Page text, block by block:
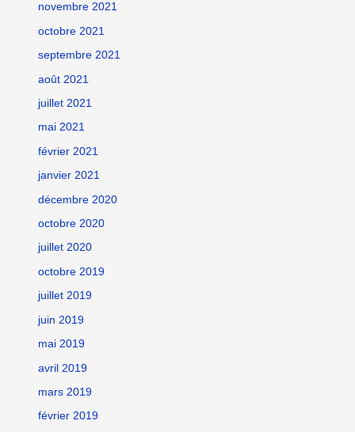
novembre 2021
octobre 2021
septembre 2021
août 2021
juillet 2021
mai 2021
février 2021
janvier 2021
décembre 2020
octobre 2020
juillet 2020
octobre 2019
juillet 2019
juin 2019
mai 2019
avril 2019
mars 2019
février 2019